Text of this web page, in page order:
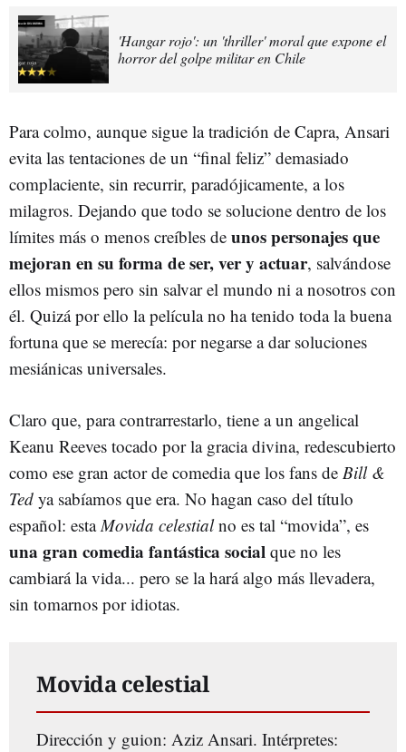
'Hangar rojo': un 'thriller' moral que expone el
horror del golpe militar en Chile
Para colmo, aunque sigue la tradición de Capra, Ansari
evita las tentaciones de un “final feliz” demasiado
complaciente, sin recurrir, paradójicamente, a los
milagros. Dejando que todo se solucione dentro de los
límites más o menos creíbles de unos personajes que
mejoran en su forma de ser, ver y actuar, salvándose
ellos mismos pero sin salvar el mundo ni a nosotros con
él. Quizá por ello la película no ha tenido toda la buena
fortuna que se merecía: por negarse a dar soluciones
mesiánicas universales.
Claro que, para contrarrestarlo, tiene a un angelical
Keanu Reeves tocado por la gracia divina, redescubierto
como ese gran actor de comedia que los fans de Bill &
Ted ya sabíamos que era. No hagan caso del título
español: estaMovida celestialno es tal “movida”, es
una gran comedia fantástica social que no les
cambiará la vida... pero se la hará algo más llevadera,
sin tomarnos por idiotas.
Movida celestial
Dirección y guion: Aziz Ansari. Intérpretes: